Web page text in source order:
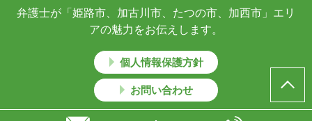
弁護士が「姫路市、加古川市、たつの市、加西市」エリ
アの魅力をお伝えします。
個人情報保護方針
お問い合わせ